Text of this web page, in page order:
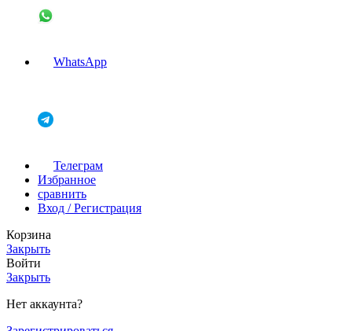
WhatsApp
Телеграм
Избранное
сравнить
Вход / Регистрация
Корзина
Закрыть
Войти
Закрыть
Нет аккаунта?